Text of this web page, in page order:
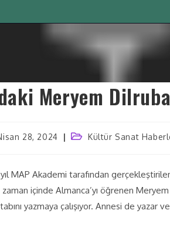
Meryem
28, 2024 Kültür Sanat
MAP Akademi tarafından
zaman içinde Almanca’yı öğrenen
yazmaya çalışıyor. Annesi de